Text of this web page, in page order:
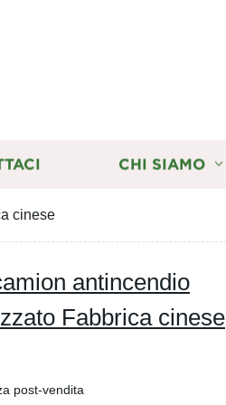
CHI SIAMO
cinese
antincendio
Fabbrica cinese
post-vendita